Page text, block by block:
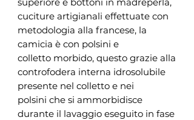
superiore e bottoni in madreperla,
cuciture artigianali effettuate con
metodologia alla francese, la
camicia è con polsini e
colletto morbido, questo grazie alla
controfodera interna idrosolubile
presente nel colletto e nei
polsini che si ammorbidisce
durante il lavaggio eseguito in fase